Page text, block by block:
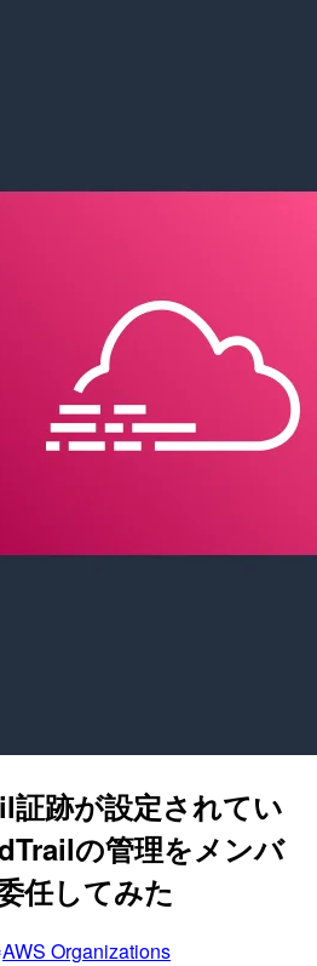
跡が設定されてい
の管理をメンバ
任してみた
AWS Organizations